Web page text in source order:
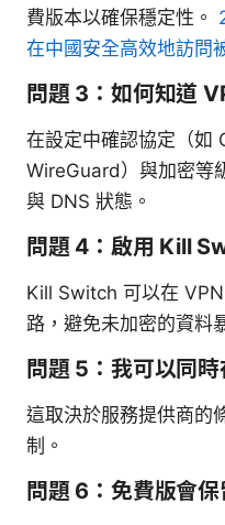
費版本以確保穩定性。
在中國安全高效地訪問
問題 3：如何知道
在設定中確認協定（如
WireGuard）與加密等
與 DNS 狀態。
問題 4：啟用 Kill
Kill Switch 可以在
路，避免未加密的資料
問題 5：我可以同
這取決於服務提供商的
制。
問題 6：免費版會